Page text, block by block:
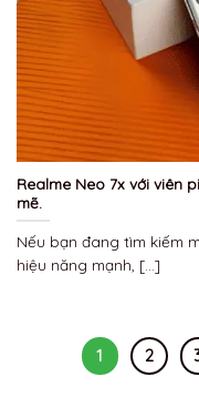
Realme Neo 7x với viên
mẽ.
Nếu bạn đang tìm kiếm
hiệu năng mạnh, [...]
1 2